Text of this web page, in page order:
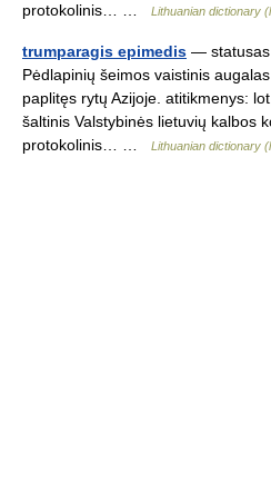
protokolinis… …
Lithuanian dictionary
trumparagis epimedis — statusas
Pėdlapinių šeimos vaistinis
paplitęs rytų Azijoje. atitikmenys:
šaltinis Valstybinės lietuvių kalbos
protokolinis… …
Lithuanian dictionary